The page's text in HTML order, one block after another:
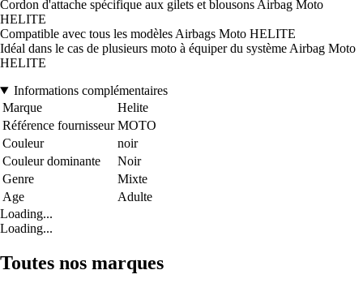
Cordon d'attache spécifique aux gilets et blousons Airbag Moto
HELITE
Compatible avec tous les modèles Airbags Moto HELITE
Idéal dans le cas de plusieurs moto à équiper du système Airbag Moto
HELITE
Informations complémentaires
Marque
Helite
Référence fournisseur MOTO
Couleur
noir
Couleur dominante
Noir
Genre
Mixte
Age
Adulte
Loading...
Loading...
Toutes nos marques